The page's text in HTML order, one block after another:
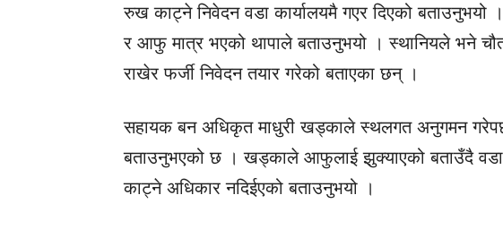
रुख काट्ने निवेदन वडा कार्यालयमै गएर दिएको बताउनुभयो ।
र आफु मात्र भएको थापाले बताउनुभयो । स्थानियले भने
राखेर फर्जी निवेदन तयार गरेको बताएका छन् ।
सहायक बन अधिकृत माधुरी खड्काले स्थलगत अनुगमन
बताउनुभएको छ । खड्काले आफुलाई झुक्याएको बताउँदै वडा
काट्ने अधिकार नदिईएको बताउनुभयो ।